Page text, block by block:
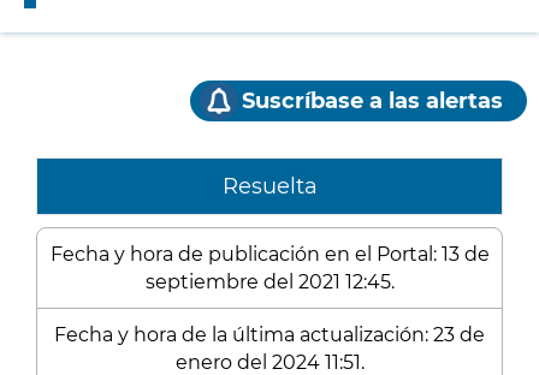
Suscríbase a las alertas
Resuelta
Fecha y hora de publicación en el Portal: 13 de
septiembre del 2021 12:45.
Fecha y hora de la última actualización: 23 de
enero del 2024 11:51.